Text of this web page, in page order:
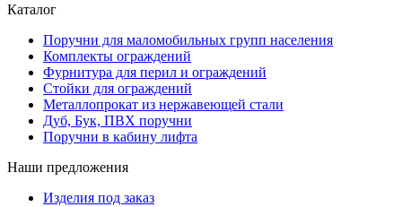
Каталог
Поручни для маломобильных групп населения
Комплекты ограждений
Фурнитура для перил и ограждений
Стойки для ограждений
Металлопрокат из нержавеющей стали
Дуб, Бук, ПВХ поручни
Поручни в кабину лифта
Наши предложения
Изделия под заказ